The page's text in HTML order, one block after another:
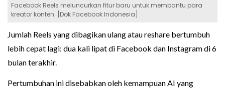
Facebook Reels meluncurkan fitur baru untuk membantu para
kreator konten. [Dok Facebook Indonesia]
Jumlah Reels yang dibagikan ulang atau reshare bertumbuh
lebih cepat lagi: dua kali lipat di Facebook dan Instagram di 6
bulan terakhir.
Pertumbuhan ini disebabkan oleh kemampuan AI yang